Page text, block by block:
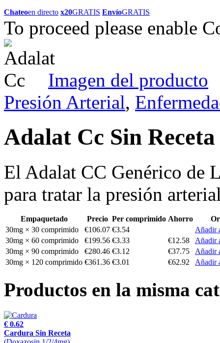
Chateoen directo x20GRATIS EnvíoGRATIS
To proceed please enable
Imagen del producto
Presión Arterial,
Adalat Cc Sin
El Adalat CC Genérico de
para tratar la presión
Empaquetado Precio Per comprimido Ahorro
30mg × 30 comprimido
€106.07 €3.54
Añadir
30mg × 60 comprimido
€199.56 €3.33 €12.58
Añadir
30mg × 90 comprimido
€280.46 €3.12 €37.75
Añadir
30mg × 120 comprimido €361.36 €3.01 €62.92 Añadir
Productos en la misma
€ 0.62
Cardura Sin Receta